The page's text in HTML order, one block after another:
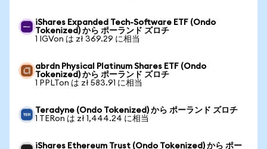
iShares Expanded Tech-Software ETF (Ondo
Tokenized) から ポーランド ズロチ
1 IGVon は zł 369.29 に相当
abrdn Physical Platinum Shares ETF (Ondo
Tokenized) から ポーランド ズロチ
1 PPLTon は zł 583.91 に相当
Teradyne (Ondo Tokenized) から ポーランド ズロチ
1 TERon は zł 1,444.24 に相当
iShares Ethereum Trust (Ondo Tokenized) から ポー